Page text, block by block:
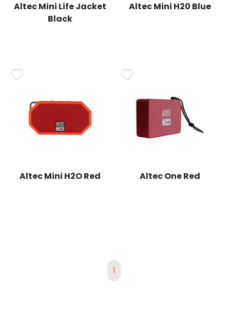
Altec Mini Life Jacket
Black
Altec Mini H20 Blue
Altec Mini H2O Red Altec One Red
1